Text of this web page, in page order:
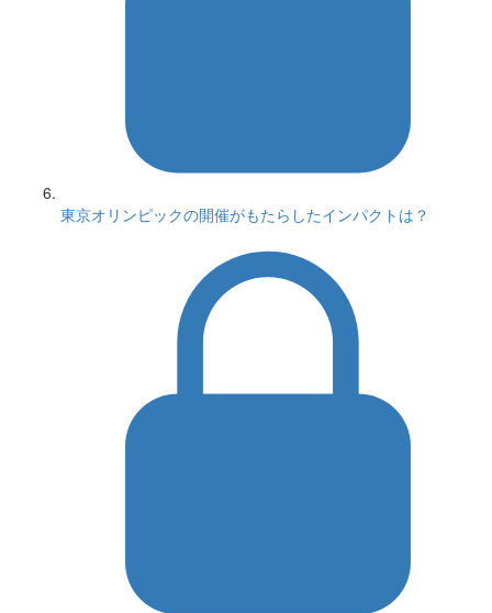
東京オリンピックの開催がもたらしたインパクトは？